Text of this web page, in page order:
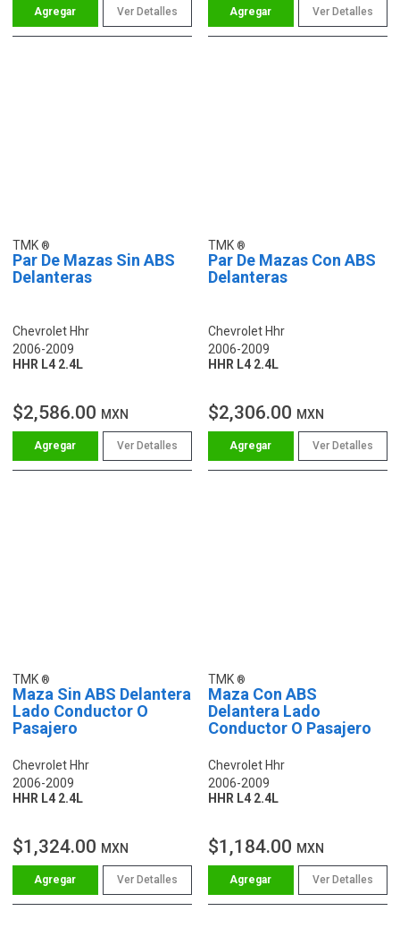
Ver Detalles Ver Detalles
TMK
Par De Mazas Sin ABS
Delanteras
Chevrolet Hhr
2006-2009
HHR L4 2.4L
$2,586.00 MXN
Ver Detalles
TMK
Par De Mazas Con ABS
Delanteras
Chevrolet Hhr
2006-2009
HHR L4 2.4L
$2,306.00 MXN
Ver Detalles
TMK
Maza Sin ABS Delantera
Lado Conductor O
Pasajero
Chevrolet Hhr
2006-2009
HHR L4 2.4L
$1,324.00 MXN
Ver Detalles
TMK
Maza Con ABS
Delantera Lado
Conductor O Pasajero
Chevrolet Hhr
2006-2009
HHR L4 2.4L
$1,184.00 MXN
Ver Detalles